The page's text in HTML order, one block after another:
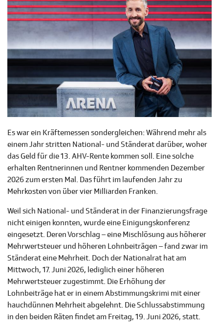
Es war ein Kräftemessen sondergleichen: Während mehr als
einem Jahr stritten National- und Ständerat darüber, woher
das Geld für die 13. AHV-Rente kommen soll. Eine solche
erhalten Rentnerinnen und Rentner kommenden Dezember
2026 zum ersten Mal. Das führt im laufenden Jahr zu
Mehrkosten von über vier Milliarden Franken.
Weil sich National- und Ständerat in der Finanzierungsfrage
nicht einigen konnten, wurde eine Einigungskonferenz
eingesetzt. Deren Vorschlag – eine Mischlösung aus höherer
Mehrwertsteuer und höheren Lohnbeiträgen – fand zwar im
Ständerat eine Mehrheit. Doch der Nationalrat hat am
Mittwoch, 17. Juni 2026, lediglich einer höheren
Mehrwertsteuer zugestimmt. Die Erhöhung der
Lohnbeiträge hat er in einem Abstimmungskrimi mit einer
hauchdünnen Mehrheit abgelehnt. Die Schlussabstimmung
in den beiden Räten findet am Freitag, 19. Juni 2026, statt.